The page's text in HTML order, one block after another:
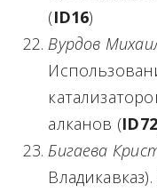
(ID16)
Вурдов
алканов (ID72
Бигаева